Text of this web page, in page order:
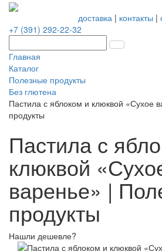
доставка| контакты |
+7 (391) 292-22-32
Главная
Каталог
Полезные продукты
Без глютена
Пастила с яблоком и клюквой «Сухое
продукты
Пастила с
клюквой
варенье» |
продукты
Нашли дешевле?